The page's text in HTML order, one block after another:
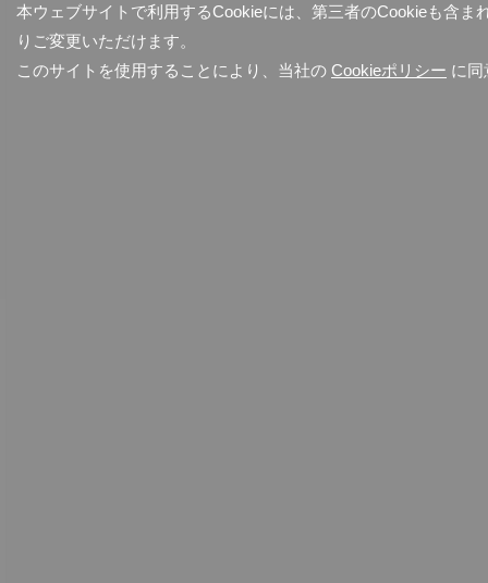
本ウェブサイトで利用するCookieには、第三者のCookieも含
りご変更いただけます。
このサイトを使用することにより、当社の Cookieポリシー に